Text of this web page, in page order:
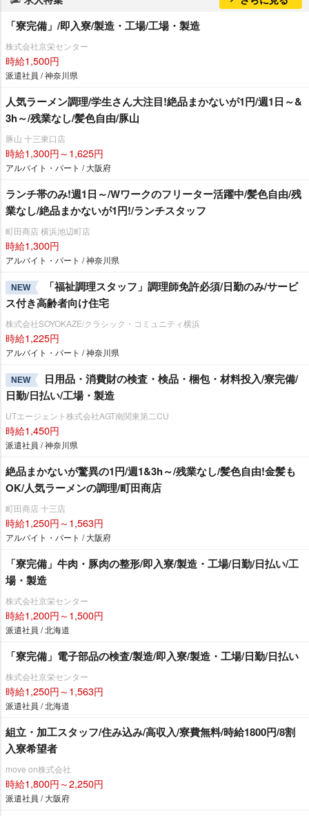
「寮完備」/即入寮/製造・工場/工場・製造
株式会社京栄センター
時給1,500円
派遣社員 / 神奈川県
人気ラーメン調理/学生さん大注目!絶品まかないが1円/週1日～&
3h～/残業なし/髪色自由/豚山
豚山 十三東口店
時給1,300円～1,625円
アルバイト・パート / 大阪府
ランチ帯のみ!週1日～/Wワークのフリーター活躍中/髪色自由/残
業なし/絶品まかないが1円!/ランチスタッフ
町田商店 横浜池辺町店
時給1,300円
アルバイト・パート / 神奈川県
NEW
「福祉調理スタッフ」調理師免許必須/日勤のみ/サービ
ス付き高齢者向け住宅
株式会社SOYOKAZE/クラシック・コミュニティ横浜
時給1,225円
アルバイト・パート / 神奈川県
NEW
日用品・消費財の検査・検品・梱包・材料投入/寮完備/
日勤/日払い/工場・製造
UTエージェント株式会社AGT南関東第二CU
時給1,450円
派遣社員 / 神奈川県
絶品まかないが驚異の1円/週1&3h～/残業なし/髪色自由!金髪も
OK/人気ラーメンの調理/町田商店
町田商店 十三店
時給1,250円～1,563円
アルバイト・パート / 大阪府
「寮完備」牛肉・豚肉の整形/即入寮/製造・工場/日勤/日払い/工
場・製造
株式会社京栄センター
時給1,200円～1,500円
派遣社員 / 北海道
「寮完備」電子部品の検査/製造/即入寮/製造・工場/日勤/日払い
株式会社京栄センター
時給1,250円～1,563円
派遣社員 / 北海道
組立・加工スタッフ/住み込み/高収入/寮費無料/時給1800円/8割
入寮希望者
move on株式会社
時給1,800円～2,250円
派遣社員 / 大阪府